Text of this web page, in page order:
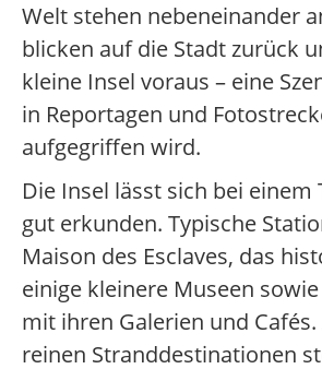
Welt stehen nebeneinander
blicken auf die Stadt zurück
kleine Insel voraus – eine
in Reportagen und
aufgegriffen wird.
Die Insel lässt sich bei einem
gut erkunden. Typische
Maison des Esclaves, das
einige kleinere Museen
mit ihren Galerien und
reinen Stranddestinationen